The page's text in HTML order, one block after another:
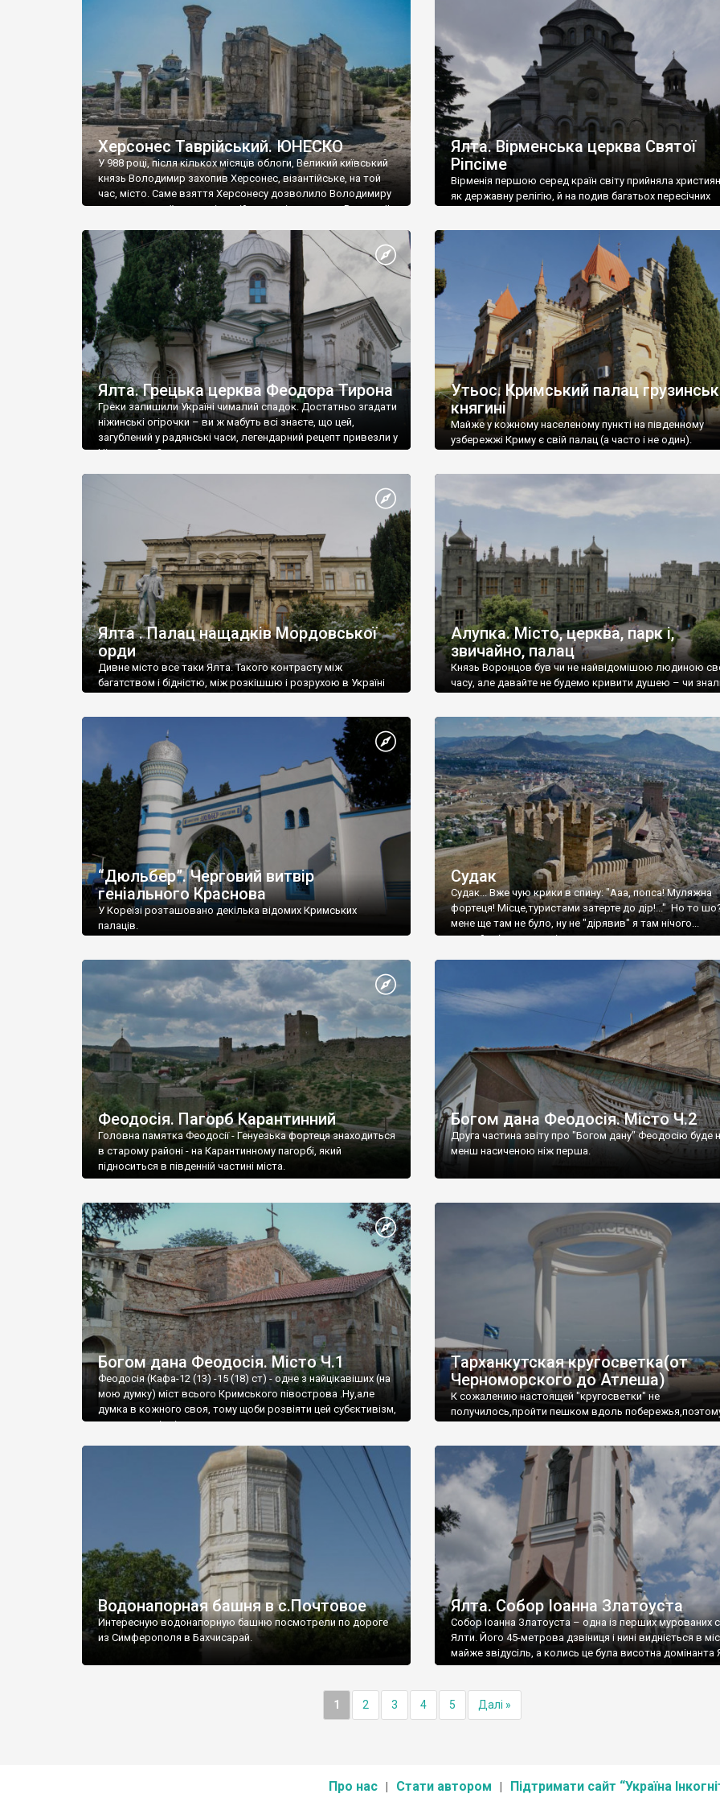
візантійської доби. Раритети викрадені з фондів об’єкту
культурної спадщини ЮНЕСКО «Херсонеса Таврійського».
Офіційно – на виставку «Золото Візантії», але експерти та
влада в Україні вважають це лише […]
називаються «повстяками» (postaki)…” “Вино. Крим
виробляє відмінне вино і його вдосталь: воно все
легке біле і дуже […]
Херсонес Таврійський. ЮНЕСКО
У 988 році, після кількох місяців облоги, Великий київський
князь Володимир захопив Херсонес, візантійське, на той
час, місто. Саме взяття Херсонесу дозволило Володимиру
диктувати свої умови візантійському імператору Василю ІІ,
Херсонесі Володимир-язичник, став Василем-
християнином. А потім було Хрещення Русі. На честь
Херсонесу Таврійського названо місто […]
Ялта. Вірменська церква Святої
Ріпсіме
Вірменія першою серед країн світу прийняла
як державну релігію, й на подив багатьох пересічних
Ялта. Грецька церква Феодора Тирона
Греки залишили Україні чималий спадок. Достатньо згадати
ніжинські огірочки – ви ж мабуть всі знаєте, що цей,
загублений у радянські часи, легендарний рецепт привезли у
Ніжин греки?
Утьос. Кримський палац
княгині
Майже у кожному населеному пункті на південному
узбережжі Криму є свій палац (а часто і не один).
Ялта . Палац нащадків Мордовської
орди
Дивне місто все таки Ялта. Такого контрасту між
багатством і бідністю, між розкішшю і розрухою в Україні
Алупка. Місто, церква, парк і,
звичайно, палац
Князь Воронцов був чи не найвідомішою людиною
часу, але давайте не будемо кривити душею – чи
“Дюльбер”. Черговий витвір
геніального Краснова
У Кореїзі розташовано декілька відомих Кримських
палаців.
Судак
Судак... Вже чую крики в спину: "Ааа, попса! Муляжна
фортеця! Місце,туристами затерте до дір!..." Но то
мене ще там не було, ну не "дірявив" я там нічого...
принаймні до цього літа.
Феодосія. Пагорб Карантинний
Головна памятка Феодосії - Генуезька фортеця знаходиться
в старому районі - на Карантинному пагорбі, який
підноситься в південній частині міста.
Богом дана Феодосія. Місто Ч.2
Друга частина звіту про "Богом дану" Феодосію буде
менш насиченою ніж перша.
Богом дана Феодосія. Місто Ч.1
Феодосія (Кафа-12 (13) -15 (18) ст) - одне з найцікавіших (на
мою думку) міст всього Кримського півострова .Ну,але
думка в кожного своя, тому щоби розвіяти цей субєктивізм,
запрошую відвідати це
Тарханкутская кругосветка(от
Черноморского до Атлеша)
К сожалению настоящей "кругосветки" не
получилось,пройти пешком вдоль
Водонапорная башня в с.Почтовое
Интересную водонапорную башню посмотрели по дороге
из Симферополя в Бахчисарай.
Ялта. Собор Іоанна Златоуста
Собор Іоанна Златоуста – одна із перших мурованих
Ялти. Його 45-метрова дзвіниця і нині видніється в
майже звідусіль, а колись це була висотна домінанта
1 2 3 4 5 Далі »
Про нас Стати автором Підтримати сайт “Україна